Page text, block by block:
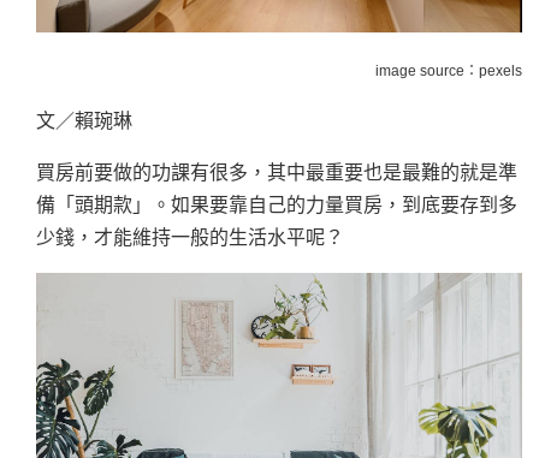
image source：pexels
文／賴琬琳
買房前要做的功課有很多，其中最重要也是最難的就是準
備「頭期款」。如果要靠自己的力量買房，到底要存到多
少錢，才能維持一般的生活水平呢？